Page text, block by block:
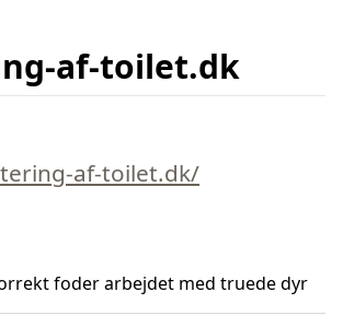
af-toilet.dk
af-toilet.dk/
foder arbejdet med truede dyr